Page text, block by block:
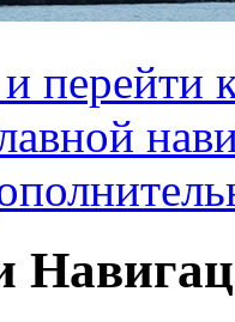
перейти